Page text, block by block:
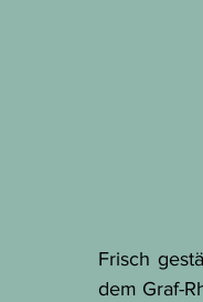
Frisch
dem Graf-